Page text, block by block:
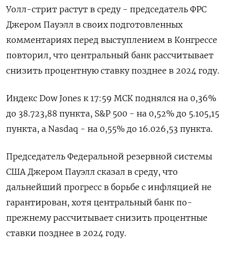
Уолл-стрит растут в среду - председатель ФРС
Джером Пауэлл в своих подготовленных
комментариях перед выступлением в Конгрессе
повторил, что центральный банк рассчитывает
снизить процентную ставку позднее в 2024 году.
Индекс Dow Jones к 17:59 МСК поднялся на 0,36%
до 38.723,88 пункта, S&P 500 - на 0,52% до 5.105,15​
пункта, а Nasdaq - на 0,55% до 16.026,53 пункта.
Председатель Федеральной резервной системы
США Джером Пауэлл сказал в среду, что
дальнейший прогресс в борьбе с инфляцией не
гарантирован, хотя центральный банк по-
прежнему рассчитывает снизить процентные
ставки позднее в 2024 году.